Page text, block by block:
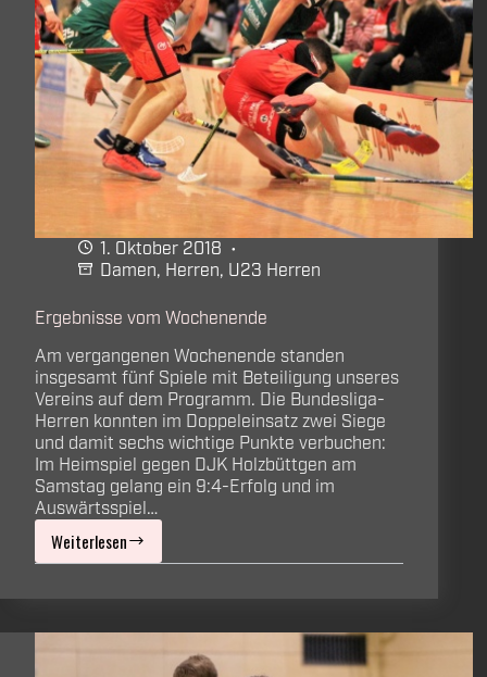
1. Oktober 2018
Damen, Herren, U23 Herren
Ergebnisse vom Wochenende
Am vergangenen Wochenende standen
insgesamt fünf Spiele mit Beteiligung unseres
Vereins auf dem Programm. Die Bundesliga-
Herren konnten im Doppeleinsatz zwei Siege
und damit sechs wichtige Punkte verbuchen:
Im Heimspiel gegen DJK Holzbüttgen am
Samstag gelang ein 9:4-Erfolg und im
Auswärtsspiel…
Weiterlesen
Ergebnisse